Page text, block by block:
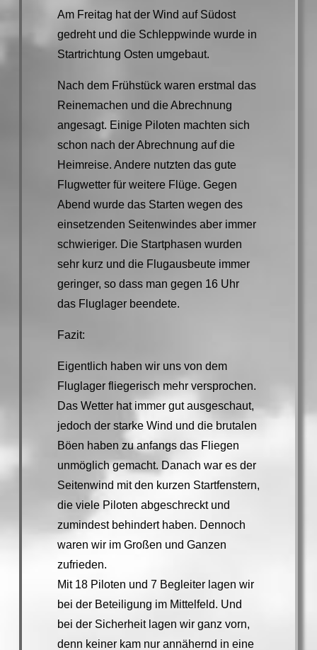
Am Freitag hat der Wind auf Südost
gedreht und die Schleppwinde wurde in
Startrichtung Osten umgebaut.
Nach dem Frühstück waren erstmal das
Reinemachen und die Abrechnung
angesagt. Einige Piloten machten sich
schon nach der Abrechnung auf die
Heimreise. Andere nutzten das gute
Flugwetter für weitere Flüge. Gegen
Abend wurde das Starten wegen des
einsetzenden Seitenwindes aber immer
schwieriger. Die Startphasen wurden
sehr kurz und die Flugausbeute immer
geringer, so dass man gegen 16 Uhr
das Fluglager beendete.
Fazit:
Eigentlich haben wir uns von dem
Fluglager fliegerisch mehr versprochen.
Das Wetter hat immer gut ausgeschaut,
jedoch der starke Wind und die brutalen
Böen haben zu anfangs das Fliegen
unmöglich gemacht. Danach war es der
Seitenwind mit den kurzen Startfenstern,
die viele Piloten abgeschreckt und
zumindest behindert haben. Dennoch
waren wir im Großen und Ganzen
zufrieden.
Mit 18 Piloten und 7 Begleiter lagen wir
bei der Beteiligung im Mittelfeld. Und
bei der Sicherheit lagen wir ganz vorn,
denn keiner kam nur annähernd in eine